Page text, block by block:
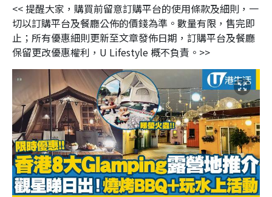
<< 提醒大家，購買前留意訂購平台的使用條款及細則，一
切以訂購平台及餐廳公佈的價錢為準。數量有限，售完即
止；所有優惠細則更新至文章發佈日期，訂購平台及餐廳
保留更改優惠權利，U Lifestyle 概不負責。>>